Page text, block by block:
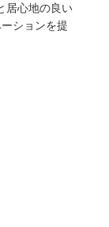
居心地の良い
ションを提